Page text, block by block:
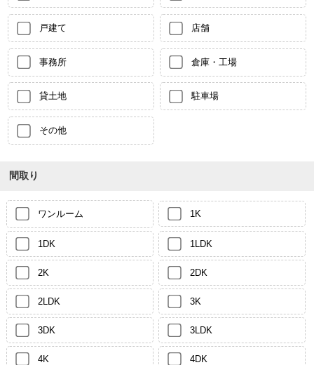
戸建て 店舗
事務所 倉庫・工場
貸土地 駐車場
その他
間取り
ワンルーム 1K
1DK 1LDK
2K 2DK
2LDK 3K
3DK 3LDK
4K 4DK